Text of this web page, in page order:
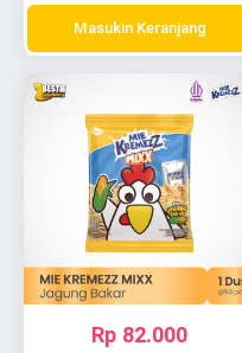
Masukin Keranjang
Rp 82.000